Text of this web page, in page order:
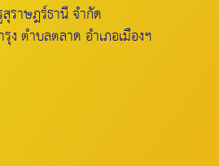
ราษฎร์ธานี จำกัด
ตำบลตลาด อำเภอเมืองฯ